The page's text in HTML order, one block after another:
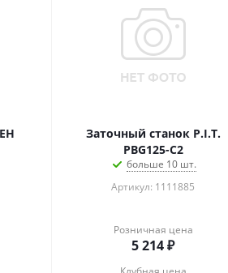
Заточный станок P.I.T.
PBG125-C2
больше 10 шт.
Артикул: 1111885
Розничная цена
5 214₽